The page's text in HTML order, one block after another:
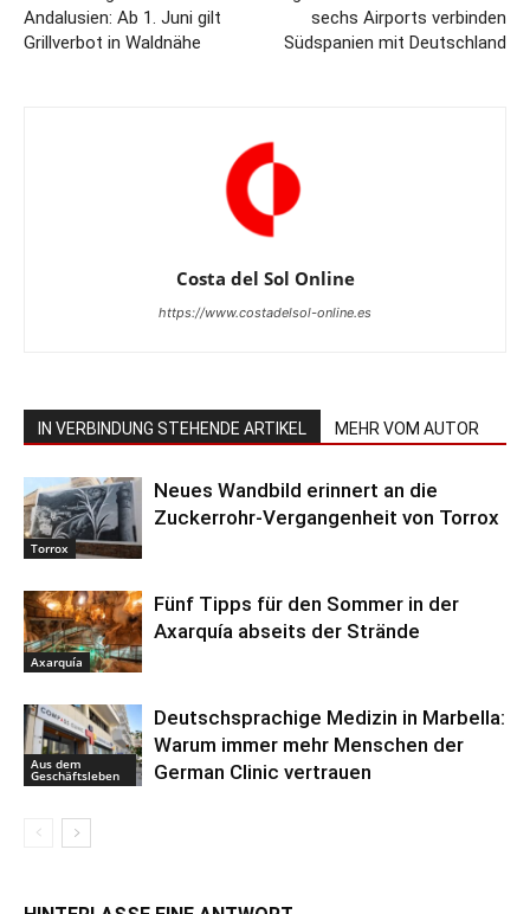
Andalusien: Ab 1. Juni gilt
Grillverbot in Waldnähe
sechs Airports verbinden
Südspanien mit Deutschland
Costa del Sol Online
https://www.costadelsol-online.es
IN VERBINDUNG STEHENDE ARTIKEL MEHR VOM AUTOR
Torrox
Neues Wandbild erinnert an die
Zuckerrohr-Vergangenheit von Torrox
Axarquía
Fünf Tipps für den Sommer in der
Axarquía abseits der Strände
Aus dem
Geschäftsleben
Deutschsprachige Medizin in Marbella:
Warum immer mehr Menschen der
German Clinic vertrauen